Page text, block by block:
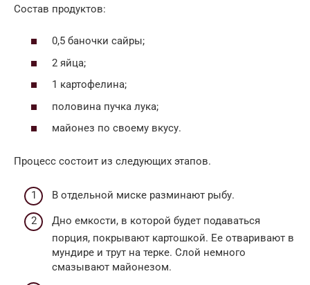
Состав продуктов:
0,5 баночки сайры;
2 яйца;
1 картофелина;
половина пучка лука;
майонез по своему вкусу.
Процесс состоит из следующих этапов.
В отдельной миске разминают рыбу.
Дно емкости, в которой будет подаваться
порция, покрывают картошкой. Ее отваривают в
мундире и трут на терке. Слой немного
смазывают майонезом.